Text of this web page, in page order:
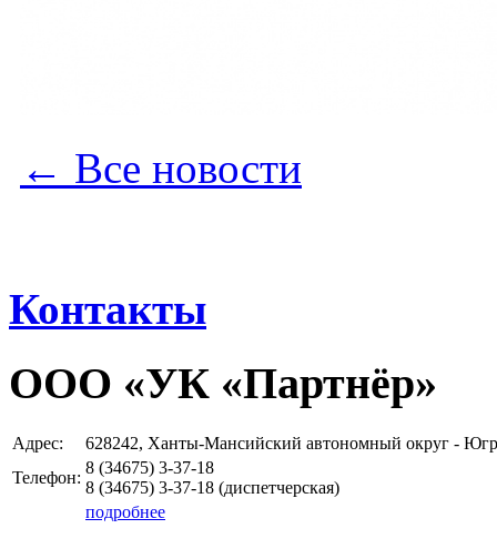
← Все новости
Контакты
ООО «УК «Партнёр»
Адрес:
628242, Ханты-Мансийский автономный округ -
Телефон:
8 (34675) 3-37-18
8 (34675) 3-37-18 (диспетчерская)
подробнее